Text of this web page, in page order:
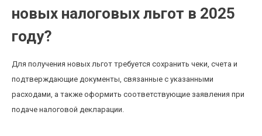
новых налоговых льгот в 2025
году?
Для получения новых льгот требуется сохранить чеки, счета и
подтверждающие документы, связанные с указанными
расходами, а также оформить соответствующие заявления при
подаче налоговой декларации.